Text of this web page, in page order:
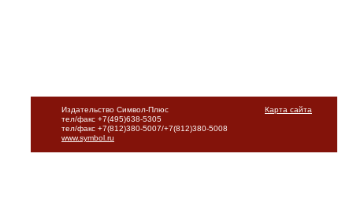
Карта сайта
Издательство Символ-Плюс
тел/факс +7(495)638-5305
тел/факс +7(812)380-5007/+7(812)380-5008
www.symbol.ru